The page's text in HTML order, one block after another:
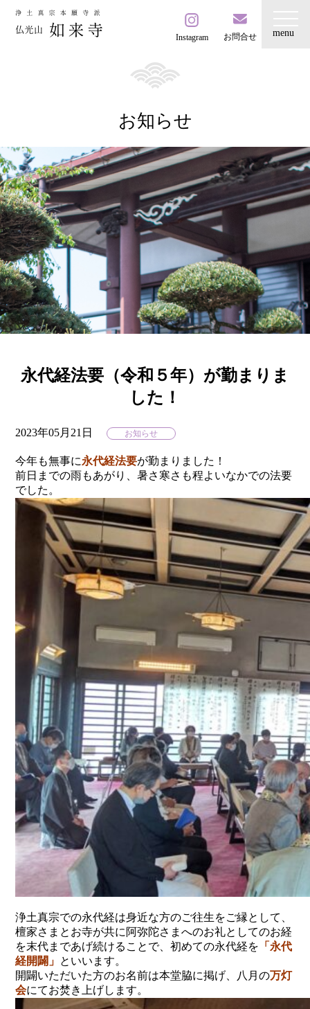
Instagram お問合せ
お知らせ
永代経法要（令和５年）が勤まりま
した！
お知らせ
2023年05月21日
今年も無事に永代経法要が勤まりました！
前日までの雨もあがり、暑さ寒さも程よいなかでの法要
でした。
浄土真宗での永代経は身近な方のご往生をご縁として、
檀家さまとお寺が共に阿弥陀さまへのお礼としてのお経
を末代まであげ続けることで、初めての永代経を 「永代
経開闢」 といいます。
開闢いただいた方のお名前は本堂脇に掲げ、八月の万灯
会にてお焚き上げします。